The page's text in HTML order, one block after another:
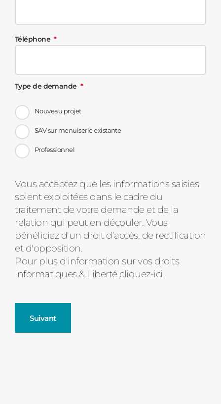
Téléphone
Type de demande
Nouveau projet
SAV sur menuiserie existante
Professionnel
Message
d'état
Vous acceptez que les informations saisies
soient exploitées dans le cadre du
traitement de votre demande et de la
relation qui peut en découler. Vous
bénéficiez d'un droit d’accès, de rectification
et d'opposition.
Pour plus d'information sur vos droits
informatiques & Liberté cliquez-ici
Suivant